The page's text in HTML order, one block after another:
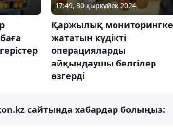
17:49, 30 қыркүйек 2024
Қаржылық мониторингке
жататын күдікті
операцияларды
айқындаушы белгілер
өзгерді
сайтында хабардар болыңыз: